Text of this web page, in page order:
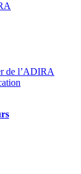
de l’ADIRA